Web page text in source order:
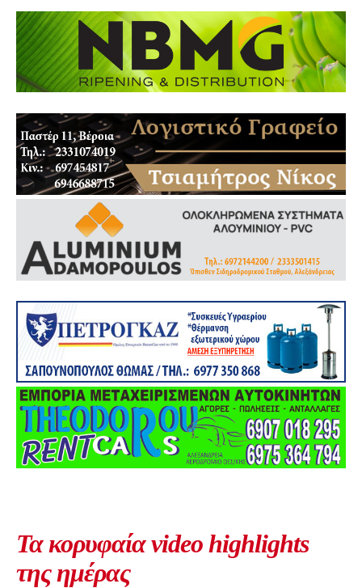
Τα κορυφαία video highlights
της ημέρας